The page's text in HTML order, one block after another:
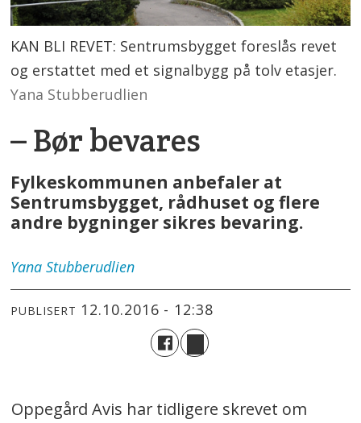
KAN BLI REVET: Sentrumsbygget foreslås revet
og erstattet med et signalbygg på tolv etasjer.
Yana Stubberudlien
– Bør bevares
Fylkeskommunen anbefaler at
Sentrumsbygget, rådhuset og flere
andre bygninger sikres bevaring.
Yana Stubberudlien
PUBLISERT 12.10.2016 - 12:38
Oppegård Avis har tidligere skrevet om